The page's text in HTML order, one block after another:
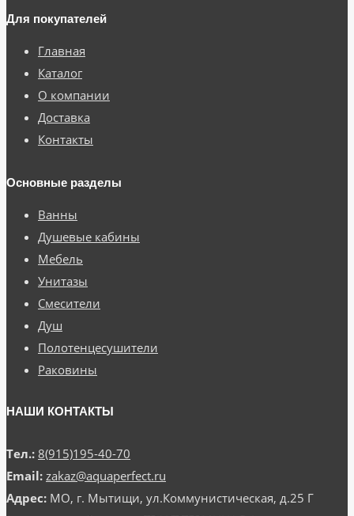
Для покупателей
Главная
Каталог
О компании
Доставка
Контакты
Основные разделы
Ванны
Душевые кабины
Мебель
Унитазы
Смесители
Душ
Полотенцесушители
Раковины
НАШИ КОНТАКТЫ
Тел.: 8(915)195-40-70
Email: zakaz@aquaperfect.ru
Адрес: МО, г. Мытищи, ул.Коммунистическая, д.25 Г